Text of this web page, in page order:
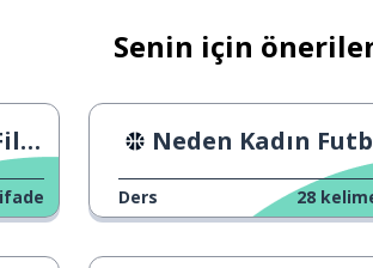
tercih etmek
Senin için
Neden Kadın Futbolu o kadar görünür
Ders 28